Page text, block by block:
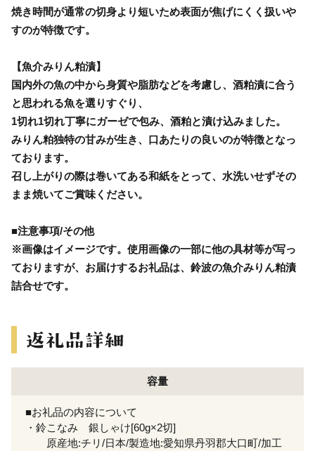
焼き時間が通常の切身より短いため表面が焦げにくく扱いや
すのが特徴です。
【魚介みりん粕漬】
国内外の魚の中から身質や脂肪などを考慮し、酒粕漬に合う
と思われる魚を選りすぐり、
1切れ1切れ丁寧にガーゼで包み、酒粕と漬け込みました。
みりん粕独特の甘みが生き、口あたりの良いのが特徴となっ
ております。
召し上がりの際は巻いてある和紙をとって、水洗いせずその
まま焼いてご賞味ください。
■注意事項/その他
※画像はイメージです。使用画像の一部に他の具材等が写っ
ておりますが、お届けするお礼品は、鈴波の魚介みりん粕漬
詰合せです。
容量
■お礼品の内容について
・鈴こなみ 銀しゃけ[60g×2切]
原産地:チリ/日本/製造地:愛知県丹羽郡大口町/加工